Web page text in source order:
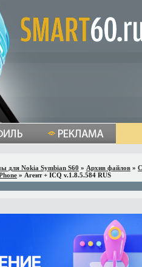
для Nokia Symbian S60 » Архив файлов »
» Агент + ICQ v.1.8.5.584 RUS